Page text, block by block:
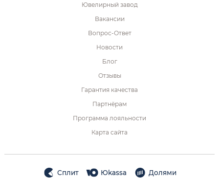
Ювелирный завод
Вакансии
Вопрос-Ответ
Новости
Блог
Отзывы
Гарантия качества
Партнёрам
Программа лояльности
Карта сайта
Сплит Юkassa Долями